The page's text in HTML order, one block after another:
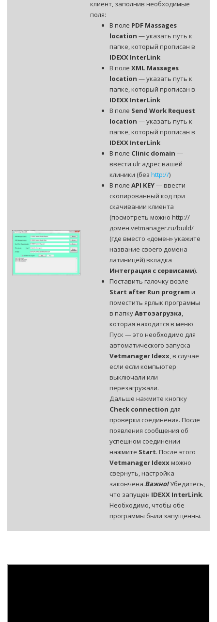
клиент, заполнив необходимые
поля:
В поле PDF Massages
location — указать путь к
папке, который прописан в
IDEXX InterLink
В поле XML Massages
location — указать путь к
папке, который прописан в
IDEXX InterLink
В поле Send Work Request
location — указать путь к
папке, который прописан в
IDEXX InterLink
В поле Clinic domain —
ввести ulr адрес вашей
клиники (без http://)
В поле API KEY— ввести
скопированный код при
скачивании клиента
(посмотреть можно http://
домен.vetmanager.ru/build/
(где вместо «домен» укажите
название своего домена
латиницей) вкладка
Интеграция с сервисами).
Поставить галочку возле
Start after Run program и
поместить ярлык программы
в папкуАвтозагрузка,
которая находится в меню
Пуск — это необходимо для
автоматического запуска
Vetmanager Idexx, в случае
если если компьютер
выключали или
перезагружали.
Дальше нажмите кнопку
Check connection для
проверки соединения. После
появления сообщения об
успешном соединении
нажмите Start. После этого
Vetmanager Idexxможно
свернуть, настройка
закончена.Важно!Убедитесь,
что запущен IDEXX InterLink.
Необходимо, чтобы обе
программы были запущенны.